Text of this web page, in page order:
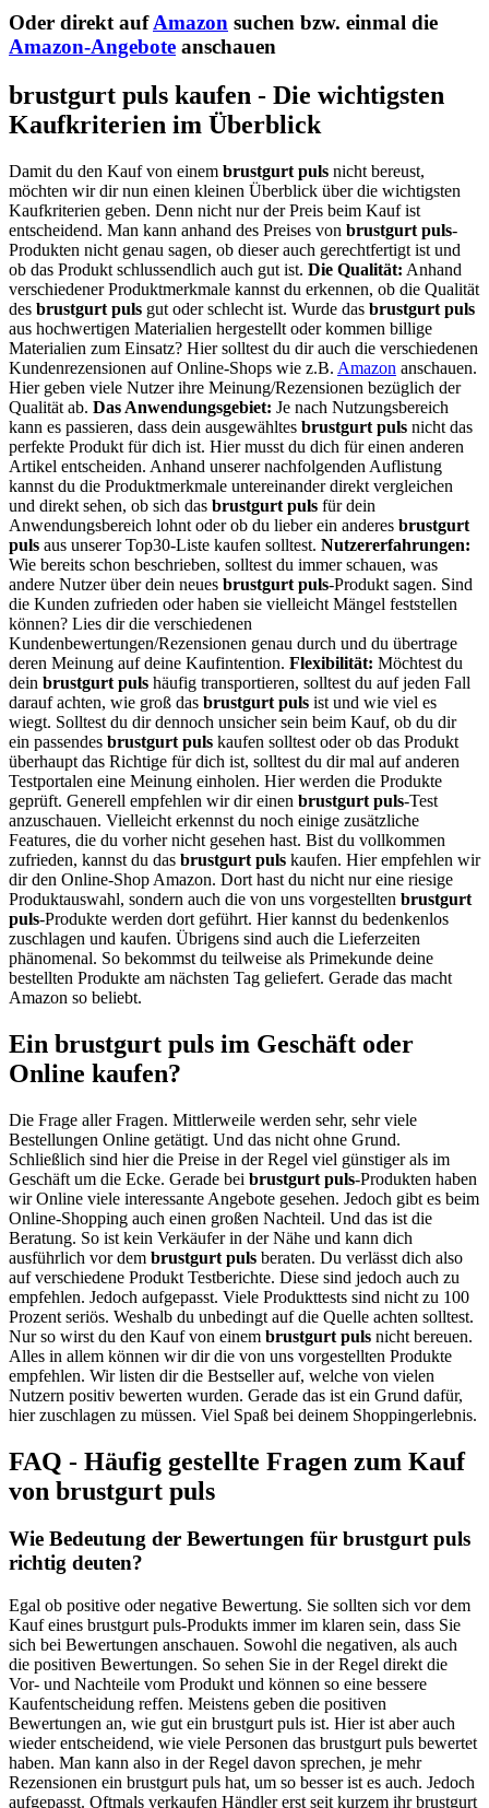
Oder direkt aufAmazon suchen bzw. einmal die
Amazon-Angebote anschauen
brustgurt puls kaufen - Die wichtigsten
Kaufkriterien im Überblick
Damit du den Kauf von einem brustgurt puls nicht bereust,
möchten wir dir nun einen kleinen Überblick über die wichtigsten
Kaufkriterien geben. Denn nicht nur der Preis beim Kauf ist
entscheidend. Man kann anhand des Preises von brustgurt puls-
Produkten nicht genau sagen, ob dieser auch gerechtfertigt ist und
ob das Produkt schlussendlich auch gut ist. Die Qualität: Anhand
verschiedener Produktmerkmale kannst du erkennen, ob die Qualität
des brustgurt puls gut oder schlecht ist. Wurde das brustgurt puls
aus hochwertigen Materialien hergestellt oder kommen billige
Materialien zum Einsatz? Hier solltest du dir auch die verschiedenen
Kundenrezensionen auf Online-Shops wie z.B. Amazon anschauen.
Hier geben viele Nutzer ihre Meinung/Rezensionen bezüglich der
Qualität ab. Das Anwendungsgebiet: Je nach Nutzungsbereich
kann es passieren, dass dein ausgewähltes brustgurt puls nicht das
perfekte Produkt für dich ist. Hier musst du dich für einen anderen
Artikel entscheiden. Anhand unserer nachfolgenden Auflistung
kannst du die Produktmerkmale untereinander direkt vergleichen
und direkt sehen, ob sich das brustgurt puls für dein
Anwendungsbereich lohnt oder ob du lieber ein anderes brustgurt
puls aus unserer Top30-Liste kaufen solltest. Nutzererfahrungen:
Wie bereits schon beschrieben, solltest du immer schauen, was
andere Nutzer über dein neues brustgurt puls-Produkt sagen. Sind
die Kunden zufrieden oder haben sie vielleicht Mängel feststellen
können? Lies dir die verschiedenen
Kundenbewertungen/Rezensionen genau durch und du übertrage
deren Meinung auf deine Kaufintention. Flexibilität: Möchtest du
dein brustgurt puls häufig transportieren, solltest du auf jeden Fall
darauf achten, wie groß das brustgurt puls ist und wie viel es
wiegt. Solltest du dir dennoch unsicher sein beim Kauf, ob du dir
ein passendes brustgurt puls kaufen solltest oder ob das Produkt
überhaupt das Richtige für dich ist, solltest du dir mal auf anderen
Testportalen eine Meinung einholen. Hier werden die Produkte
geprüft. Generell empfehlen wir dir einen brustgurt puls-Test
anzuschauen. Vielleicht erkennst du noch einige zusätzliche
Features, die du vorher nicht gesehen hast. Bist du vollkommen
zufrieden, kannst du das brustgurt puls kaufen. Hier empfehlen wir
dir den Online-Shop Amazon. Dort hast du nicht nur eine riesige
Produktauswahl, sondern auch die von uns vorgestellten brustgurt
puls-Produkte werden dort geführt. Hier kannst du bedenkenlos
zuschlagen und kaufen. Übrigens sind auch die Lieferzeiten
phänomenal. So bekommst du teilweise als Primekunde deine
bestellten Produkte am nächsten Tag geliefert. Gerade das macht
Amazon so beliebt.
Ein brustgurt puls im Geschäft oder
Online kaufen?
Die Frage aller Fragen. Mittlerweile werden sehr, sehr viele
Bestellungen Online getätigt. Und das nicht ohne Grund.
Schließlich sind hier die Preise in der Regel viel günstiger als im
Geschäft um die Ecke. Gerade bei brustgurt puls-Produkten haben
wir Online viele interessante Angebote gesehen. Jedoch gibt es beim
Online-Shopping auch einen großen Nachteil. Und das ist die
Beratung. So ist kein Verkäufer in der Nähe und kann dich
ausführlich vor dem brustgurt puls beraten. Du verlässt dich also
auf verschiedene Produkt Testberichte. Diese sind jedoch auch zu
empfehlen. Jedoch aufgepasst. Viele Produkttests sind nicht zu 100
Prozent seriös. Weshalb du unbedingt auf die Quelle achten solltest.
Nur so wirst du den Kauf von einem brustgurt puls nicht bereuen.
Alles in allem können wir dir die von uns vorgestellten Produkte
empfehlen. Wir listen dir die Bestseller auf, welche von vielen
Nutzern positiv bewerten wurden. Gerade das ist ein Grund dafür,
hier zuschlagen zu müssen. Viel Spaß bei deinem Shoppingerlebnis.
FAQ - Häufig gestellte Fragen zum Kauf
von brustgurt puls
Wie Bedeutung der Bewertungen für brustgurt puls
richtig deuten?
Egal ob positive oder negative Bewertung. Sie sollten sich vor dem
Kauf eines brustgurt puls-Produkts immer im klaren sein, dass Sie
sich bei Bewertungen anschauen. Sowohl die negativen, als auch
die positiven Bewertungen. So sehen Sie in der Regel direkt die
Vor- und Nachteile vom Produkt und können so eine bessere
Kaufentscheidung reffen. Meistens geben die positiven
Bewertungen an, wie gut ein brustgurt puls ist. Hier ist aber auch
wieder entscheidend, wie viele Personen das brustgurt puls bewertet
haben. Man kann also in der Regel davon sprechen, je mehr
Rezensionen ein brustgurt puls hat, um so besser ist es auch. Jedoch
aufgepasst. Oftmals verkaufen Händler erst seit kurzem ihr brustgurt